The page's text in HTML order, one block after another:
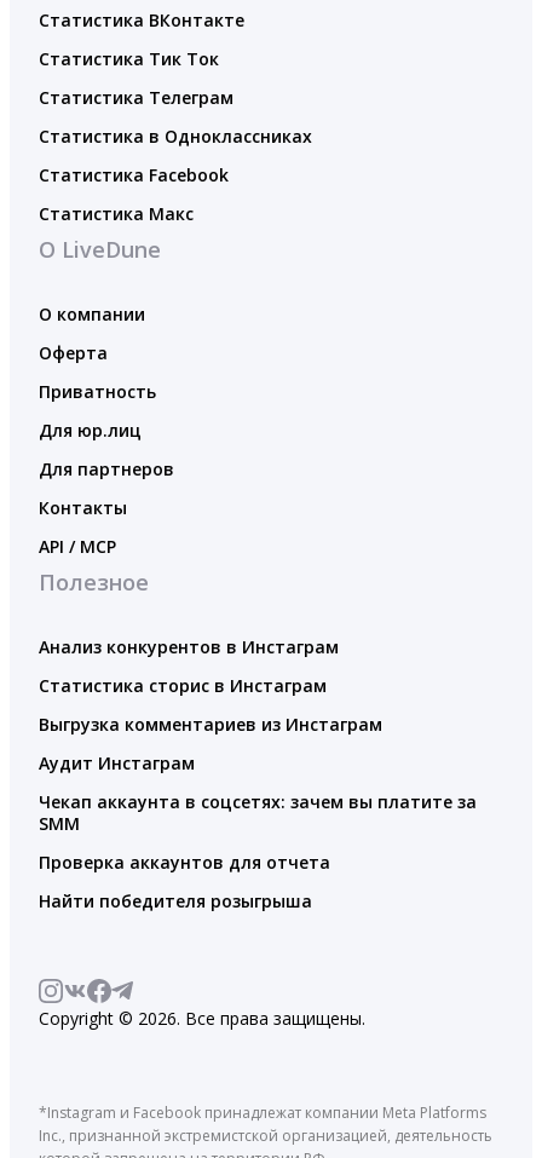
Статистика ВКонтакте
Статистика Тик Ток
Статистика Телеграм
Статистика в Одноклассниках
Статистика Facebook
Статистика Макс
О LiveDune
О компании
Оферта
Приватность
Для юр.лиц
Для партнеров
Контакты
API / MCP
Полезное
Анализ конкурентов в Инстаграм
Статистика сторис в Инстаграм
Выгрузка комментариев из Инстаграм
Аудит Инстаграм
Чекап аккаунта в соцсетях: зачем вы платите за
SMM
Проверка аккаунтов для отчета
Найти победителя розыгрыша
Copyright © 2026. Все права защищены.
*Instagram и Facebook принадлежат компании Meta Platforms
Inc., признанной экстремистской организацией, деятельность